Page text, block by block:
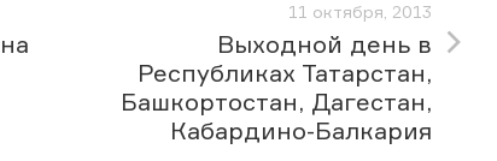
11 октября, 2013
Выходной день в
Республиках Татарстан,
Башкортостан, Дагестан,
Кабардино-Балкария